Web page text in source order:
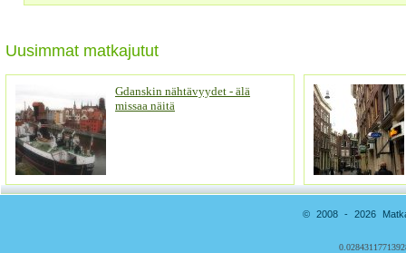
Uusimmat matkajutut
Gdanskin nähtävyydet - älä
missaa näitä
© 2008 - 2026